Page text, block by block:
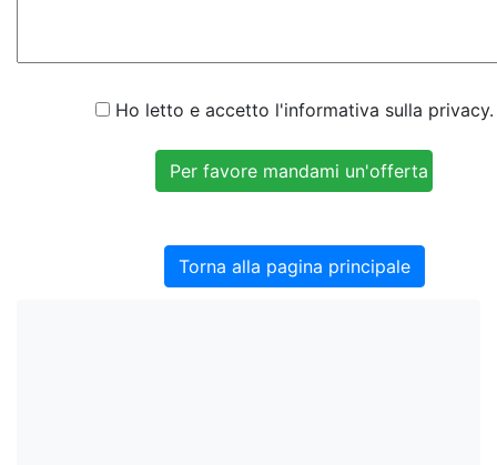
Ho letto e accetto l'informativa sulla privacy.
Torna alla pagina principale